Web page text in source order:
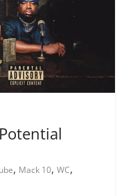
, Mack 10,WC,